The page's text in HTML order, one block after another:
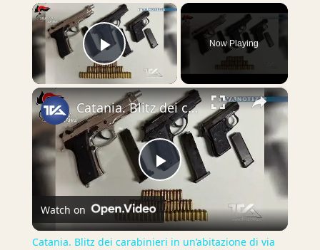
×
Play Video
Now Playing
×
Play
Video
Catania. Blitz dei carabinieri in un’abitazione di via Zurria. Trovate armi clandestine pronte a spa
Watch on
Catania. Blitz dei carabinieri in un’abitazione di via